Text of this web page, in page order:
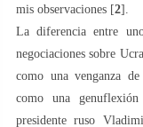
mis observaciones [2].
La diferencia entre
negociaciones sobre
como una venganza
como una
presidente ruso